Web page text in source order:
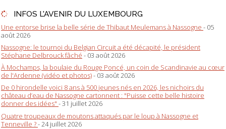
INFOS L'AVENIR DU LUXEMBOURG
Une entorse brise la belle série de Thibaut Meulemans à Nassogne - 05
août 2026
Nassogne: le tournoi du Belgian Circuit a été décapité, le président
Stéphane Delbrouck fâché - 03 août 2026
À Mochamps, la boulaie du Rouge Poncé, un coin de Scandinavie au cœur
de l'Ardenne (vidéo et photos)- 03 août 2026
De 0 hirondelle voici 8 ans à 500 jeunes nés en 2026, les nichoirs du
château d’eau de Nassogne cartonnent : "Puisse cette belle histoire
donner des idées" - 31 juillet 2026
Quatre troupeaux de moutons attaqués par le loup à Nassogne et
Tenneville ?- 24 juillet 2026